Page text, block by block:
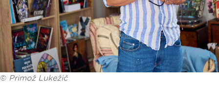
© Primož Lukežič